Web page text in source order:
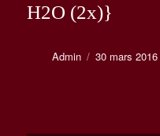
H2O (2x)}
Auteur
Admin
Publié
30 mars 2016